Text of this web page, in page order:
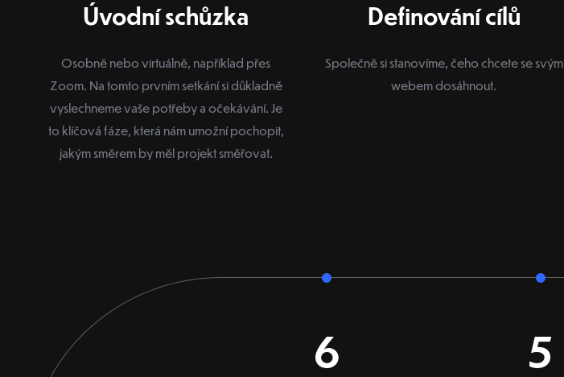
Úvodní schůzka
Osobně nebo virtuálně, například přes
Zoom. Na tomto prvním setkání si důkladně
vyslechneme vaše potřeby a očekávání. Je
to klíčová fáze, která nám umožní pochopit,
jakým směrem by měl projekt směřovat.
Definování cílů
Společně si stanovíme, čeho chcete se svým
webem dosáhnout.
5
6